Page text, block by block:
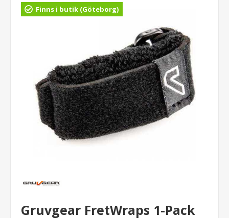
Finns i butik (Göteborg)
Gruvgear FretWraps 1-Pack